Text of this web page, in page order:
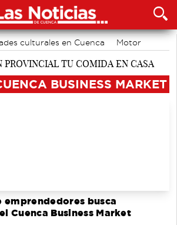
culturales en Cuenca
Motor
BUSINESS MARKET
emprendedores busca
Cuenca Business Market